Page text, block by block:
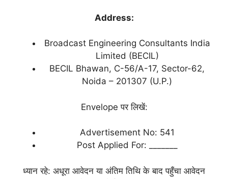
Address:
Broadcast Engineering Consultants India
Limited (BECIL)
BECIL Bhawan, C-56/A-17, Sector-62,
Noida – 201307 (U.P.)
Envelope पर लिखें:
Advertisement No: 541
Post Applied For: _______
ध्यान रहे: अधूरा आवेदन या अंतिम तिथि के बाद पहुँचा आवेदन